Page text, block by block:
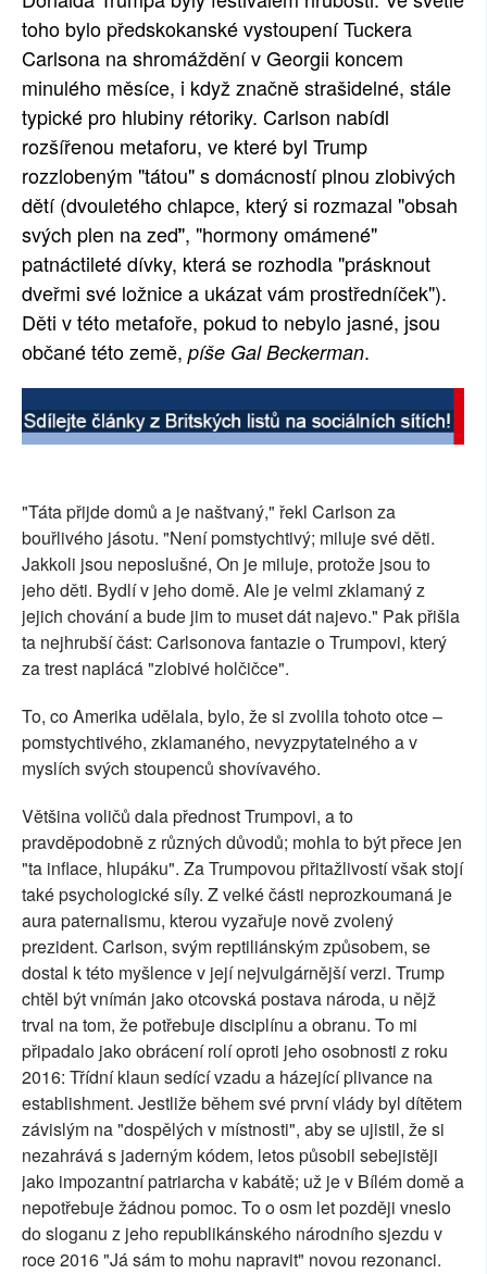
SOCIÁLNÍ SÍTĚ
RUBRIKY
PLNÁ VERZE STRÁNEK
toho bylo předskokanské vystoupení Tuckera
Carlsona na shromáždění v Georgii koncem
minulého měsíce, i když značně strašidelné, stále
typické pro hlubiny rétoriky. Carlson nabídl
rozšířenou metaforu, ve které byl Trump
rozzlobeným "tátou" s domácností plnou zlobivých
dětí (dvouletého chlapce, který si rozmazal "obsah
svých plen na zeď", "hormony omámené"
patnáctileté dívky, která se rozhodla "prásknout
dveřmi své ložnice a ukázat vám prostředníček").
Děti v této metafoře, pokud to nebylo jasné, jsou
občané této země, píše Gal Beckerman.
"Táta přijde domů a je naštvaný," řekl Carlson za
bouřlivého jásotu. "Není pomstychtivý; miluje své děti.
Jakkoli jsou neposlušné, On je miluje, protože jsou to
jeho děti. Bydlí v jeho domě. Ale je velmi zklamaný z
jejich chování a bude jim to muset dát najevo." Pak přišla
ta nejhrubší část: Carlsonova fantazie o Trumpovi, který
za trest naplácá "zlobivé holčičce".
To, co Amerika udělala, bylo, že si zvolila tohoto otce –
pomstychtivého, zklamaného, nevyzpytatelného a v
myslích svých stoupenců shovívavého.
Většina voličů dala přednost Trumpovi, a to
pravděpodobně z různých důvodů; mohla to být přece jen
"ta inflace, hlupáku". Za Trumpovou přitažlivostí však stojí
také psychologické síly. Z velké části neprozkoumaná je
aura paternalismu, kterou vyzařuje nově zvolený
prezident. Carlson, svým reptiliánským způsobem, se
dostal k této myšlence v její nejvulgárnější verzi. Trump
chtěl být vnímán jako otcovská postava národa, u nějž
trval na tom, že potřebuje disciplínu a obranu. To mi
připadalo jako obrácení rolí oproti jeho osobnosti z roku
2016: Třídní klaun sedící vzadu a házející plivance na
establishment. Jestliže během své první vlády byl dítětem
závislým na "dospělých v místnosti", aby se ujistil, že si
nezahrává s jaderným kódem, letos působil sebejistěji
jako impozantní patriarcha v kabátě; už je v Bílém domě a
nepotřebuje žádnou pomoc. To o osm let později vneslo
do sloganu z jeho republikánského národního sjezdu v
roce 2016 "Já sám to mohu napravit" novou rezonanci.